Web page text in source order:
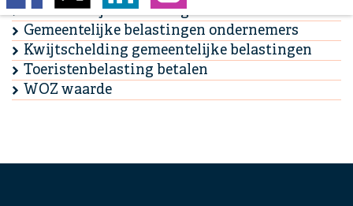
Gemeentelijke belastingen inwoners
Gemeentelijke belastingen ondernemers
Kwijtschelding gemeentelijke belastingen
Toeristenbelasting betalen
WOZ waarde